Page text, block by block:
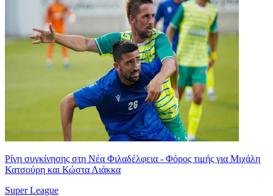
Ρίγη συγκίνησης στη Νέα Φιλαδέλφεια - Φόρος τιμής για Μιχάλη
Κατσούρη και Κώστα Λιάκκα
Super League